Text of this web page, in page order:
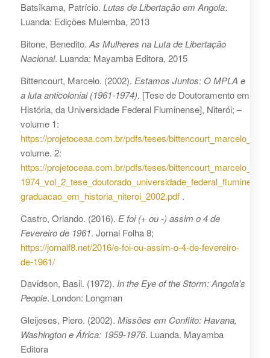
Batsîkama, Patrício. Lutas de Libertação em Angola.
Luanda: Edições Mulemba, 2013
Bitone, Benedito. As Mulheres na Luta de Libertação
Nacional. Luanda: Mayamba Editora, 2015
Bittencourt, Marcelo. (2002). Estamos Juntos: O MPLA e
a luta anticolonial (1961-1974). [Tese de Doutoramento em
História, da Universidade Federal Fluminense], Niterói; –
volume 1:
https://projetoceaa.com.br/pdfs/teses/
volume. 2:
https://projetoceaa.com.br/pdfs/teses/
graduacao_em_historia_niteroi_2002.pdf.
Castro, Orlando. (2016). E foi (+ ou -) assim o 4 de
Fevereiro de 1961. Jornal Folha 8;
https://jornalf8.net/2016/e-foi-ou-assim-o-4-de-fevereiro-
de-1961/
Davidson, Basil. (1972). In the Eye of the Storm: Angola’s
People. London: Longman
Gleijeses, Piero. (2002). Missões em Conflito: Havana,
Washington e África: 1959-1976. Luanda. Mayamba
Editora